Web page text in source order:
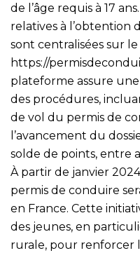
de l’âge requis à 17
relatives à l’obtention
sont centralisées sur le
https://
plateforme assure
des procédures,
de vol du permis de
l’avancement du
solde de points, entre
À partir de janvier
permis de conduire
en France. Cette
des jeunes, en
rurale, pour renforcer